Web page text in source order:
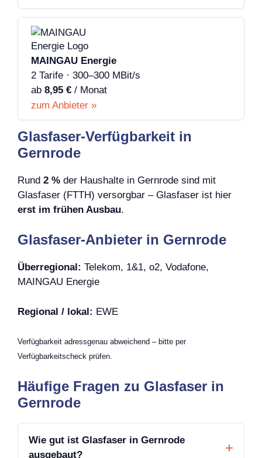
MAINGAU Energie
2 Tarife · 300–300 MBit/s
ab 8,95 € / Monat
zum Anbieter »
Glasfaser-Verfügbarkeit in
Gernrode
Rund 2 % der Haushalte in Gernrode sind mit
Glasfaser (FTTH) versorgbar – Glasfaser ist hier
erst im frühen Ausbau.
Glasfaser-Anbieter in Gernrode
Überregional: Telekom, 1&1, o2, Vodafone,
MAINGAU Energie
Regional / lokal: EWE
Verfügbarkeit adressgenau abweichend – bitte per
Verfügbarkeitscheck prüfen.
Häufige Fragen zu Glasfaser in
Gernrode
Wie gut ist Glasfaser in Gernrode
ausgebaut?